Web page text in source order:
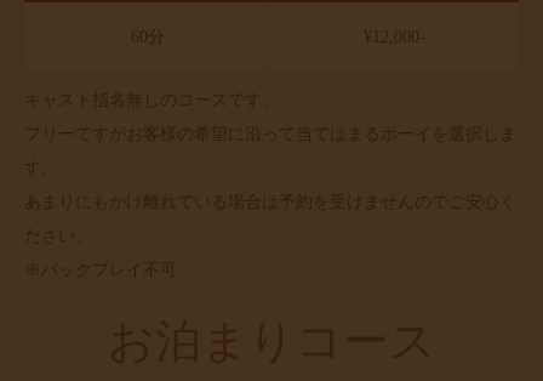
60分 ¥12,000-
キャスト指名無しのコースです。
フリーですがお客様の希望に沿って当てはまるボーイを選択しま
あまりにもかけ離れている場合は予約を受けませんのでご安心く
ださい。
※バックプレイ不可